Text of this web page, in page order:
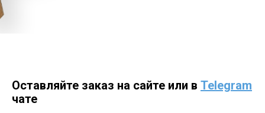
Оставляйте заказ на сайте или в Telegram
чате